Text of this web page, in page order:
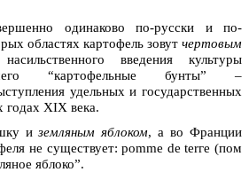
одинаково по-русски и по-
областях картофель зовутчертовым
введения культуры
“картофельные бунты” –
удельных и государственных
годах XIX века.
иземляным яблоком, а во Франции
не существует: pomme de terге (пом
яблоко”.